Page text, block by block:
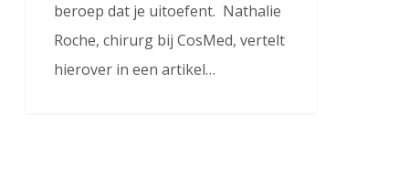
beroep dat je uitoefent. Nathalie
Roche, chirurg bij CosMed, vertelt
hierover in een artikel…